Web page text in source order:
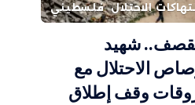
الاحتلال فلسطيني
شهيد
الاحتلال مع
وقف إطلاق